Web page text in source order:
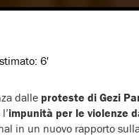
6'
dalle proteste di Gezi
impunità per le violenze
in un nuovo rapporto